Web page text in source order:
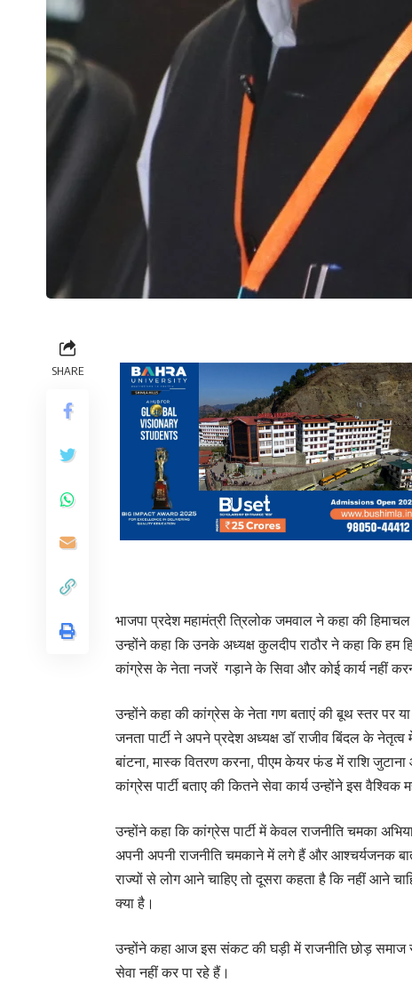
SHARE
भाजपा प्रदेश महामंत्री त्रिलोक जमवाल ने कहा की
उन्होंने कहा कि उनके अध्यक्ष कुलदीप राठौर ने कहा कि
कांग्रेस के नेता नजरें गड़ाने के सिवा और कोई कार्य नहीं
उन्होंने कहा की कांग्रेस के नेता गण बताएं की बूथ स्तर पर
जनता पार्टी ने अपने प्रदेश अध्यक्ष डॉ राजीव बिंदल के
बांटना, मास्क वितरण करना, पीएम केयर फंड में राशि
कांग्रेस पार्टी बताए की कितने सेवा कार्य उन्होंने इस वैश्विक
उन्होंने कहा कि कांग्रेस पार्टी में केवल राजनीति चमका
अपनी अपनी राजनीति चमकाने में लगे हैं और आश्चर्यजनक
राज्यों से लोग आने चाहिए तो दूसरा कहता है कि नहीं आने
क्या है।
उन्होंने कहा आज इस संकट की घड़ी में राजनीति छोड़
सेवा नहीं कर पा रहे हैं।